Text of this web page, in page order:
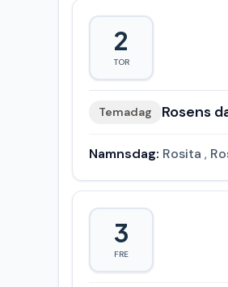
2
TOR
Temadag Rosens
Namnsdag: Rosita ,
3
FRE